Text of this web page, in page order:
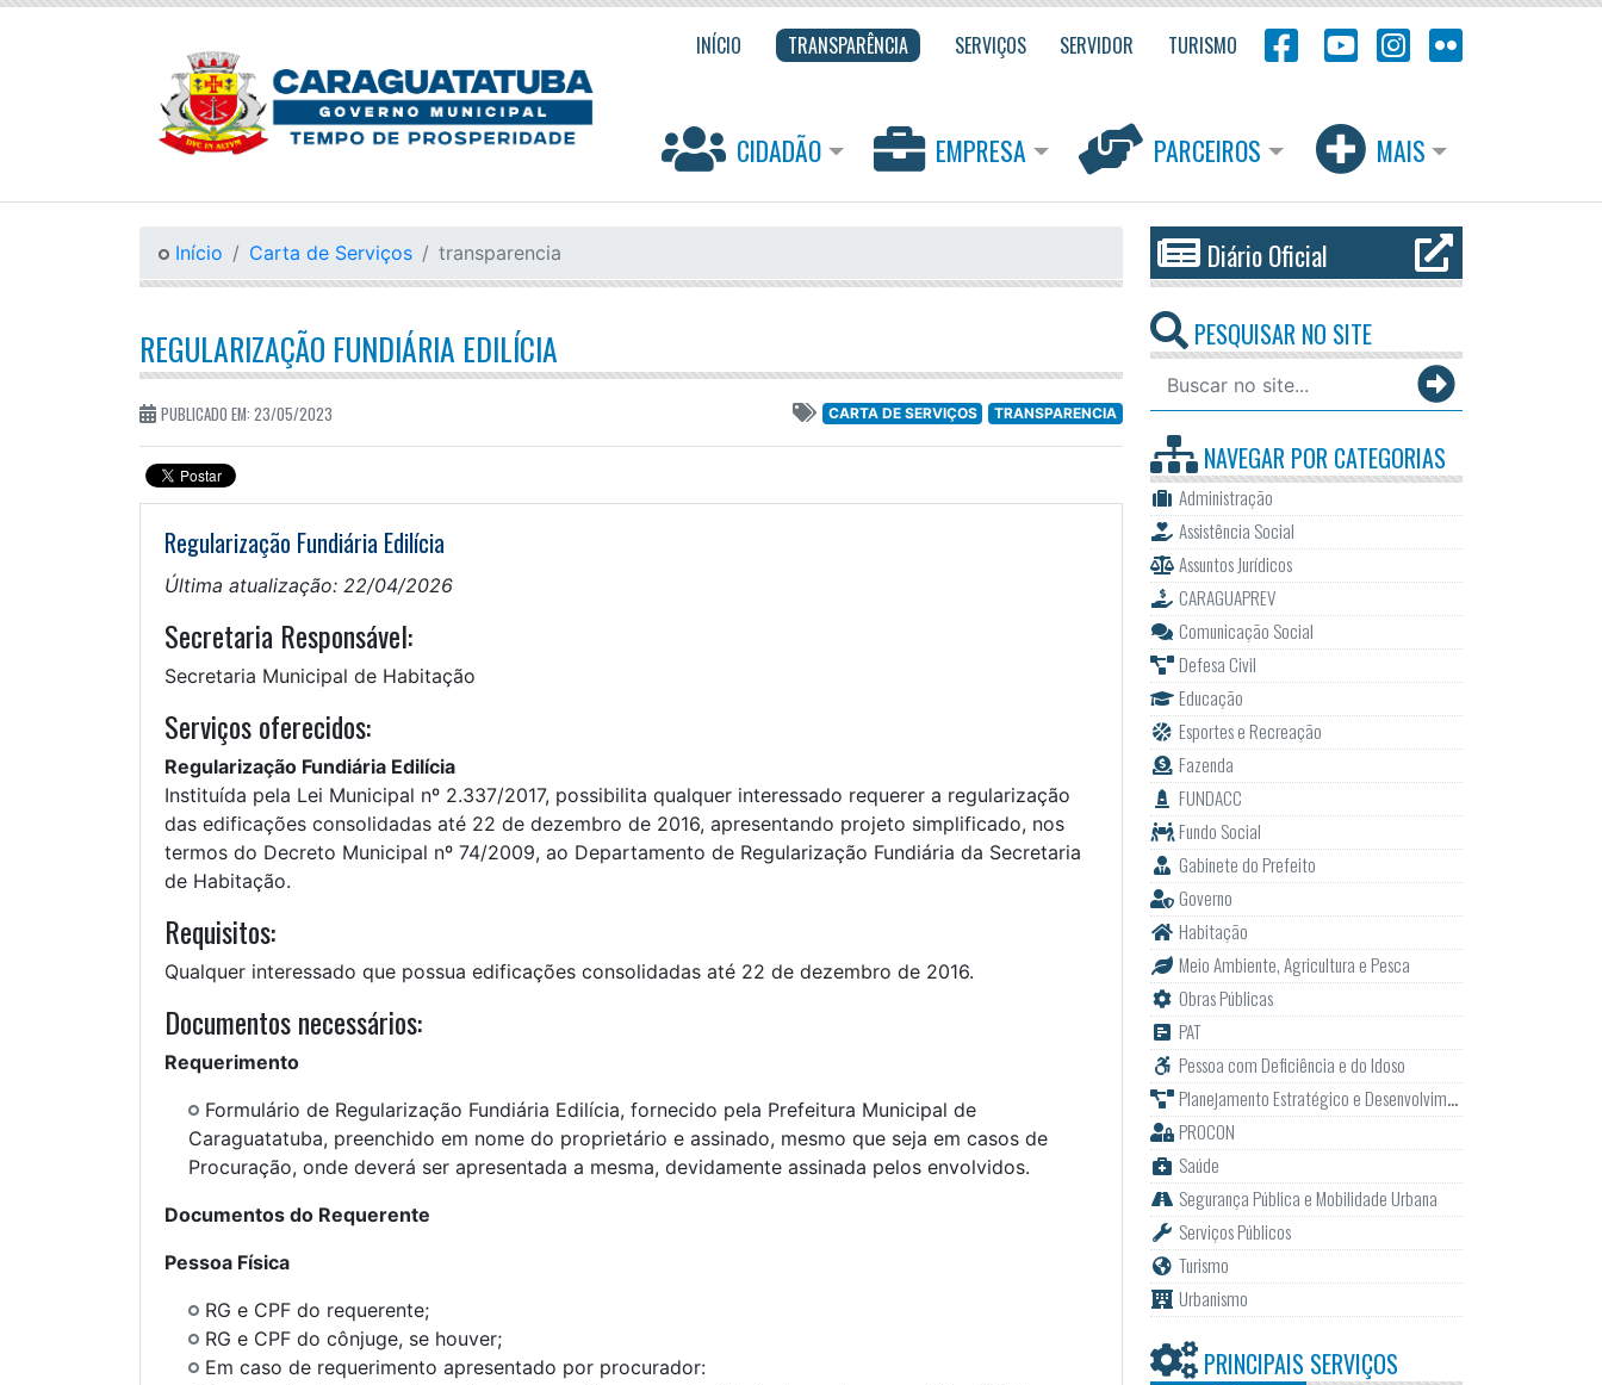
INÍCIO TRANSPARÊNCIA SERVIÇOS SERVIDOR TURISMO
CIDADÃO EMPRESA PARCEIROS MAIS
Início Carta de Serviços transparencia
REGULARIZAÇÃO FUNDIÁRIA EDILÍCIA
PUBLICADO EM: 23/05/2023 CARTA DE SERVIÇOS TRANSPARENCIA
Regularização Fundiária Edilícia
Última atualização: 22/04/2026
Secretaria Responsável:
Secretaria Municipal de Habitação
Serviços oferecidos:
Regularização Fundiária Edilícia
Instituída pela Lei Municipal nº 2.337/2017, possibilita qualquer interessado requerer a regularização
das edificações consolidadas até 22 de dezembro de 2016, apresentando projeto simplificado, nos
termos do Decreto Municipal nº 74/2009, ao Departamento de Regularização Fundiária da Secretaria
de Habitação.
Requisitos:
Qualquer interessado que possua edificações consolidadas até 22 de dezembro de 2016.
Documentos necessários:
Requerimento
Formulário de Regularização Fundiária Edilícia, fornecido pela Prefeitura Municipal de
Caraguatatuba, preenchido em nome do proprietário e assinado, mesmo que seja em casos de
Procuração, onde deverá ser apresentada a mesma, devidamente assinada pelos envolvidos.
Documentos do Requerente
Pessoa Física
RG e CPF do requerente;
RG e CPF do cônjuge, se houver;
Em caso de requerimento apresentado por procurador:
Diário Oficial
PESQUISAR NO SITE
NAVEGAR PORCATEGORIAS
Administração
Assistência Social
Assuntos Jurídicos
CARAGUAPREV
Comunicação Social
Defesa Civil
Educação
Esportes e Recreação
Fazenda
FUNDACC
Fundo Social
Gabinete do Prefeito
Governo
Habitação
Meio Ambiente, Agricultura e Pesca
Obras Públicas
PAT
Pessoa com Deficiência e do Idoso
Planejamento Estratégico e Desenvolvimento
PROCON
Saúde
Segurança Pública e Mobilidade Urbana
Serviços Públicos
Turismo
Urbanismo
PRINCIPAIS SERVIÇOS